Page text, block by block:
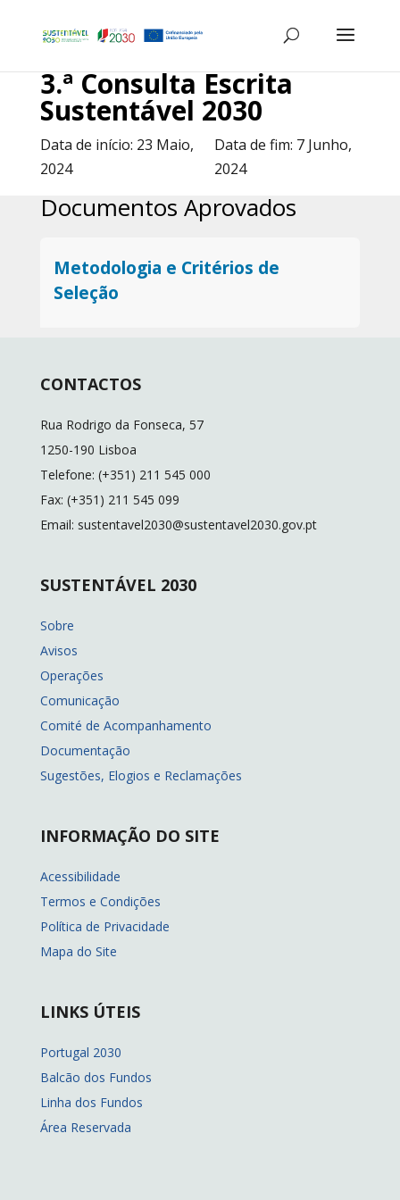
3.ª Consulta Escrita
Sustentável 2030
Data de início: 23 Maio,
2024
Data de fim: 7 Junho,
2024
Documentos Aprovados
Metodologia e Critérios de
Seleção
CONTACTOS
Rua Rodrigo da Fonseca, 57
1250-190 Lisboa
Telefone: (+351) 211 545 000
Fax: (+351) 211 545 099
Email: sustentavel2030@sustentavel2030.gov.pt
SUSTENTÁVEL 2030
Sobre
Avisos
Operações
Comunicação
Comité de Acompanhamento
Documentação
Sugestões, Elogios e Reclamações
INFORMAÇÃO DO SITE
Acessibilidade
Termos e Condições
Política de Privacidade
Mapa do Site
LINKS ÚTEIS
Portugal 2030
Balcão dos Fundos
Linha dos Fundos
Área Reservada